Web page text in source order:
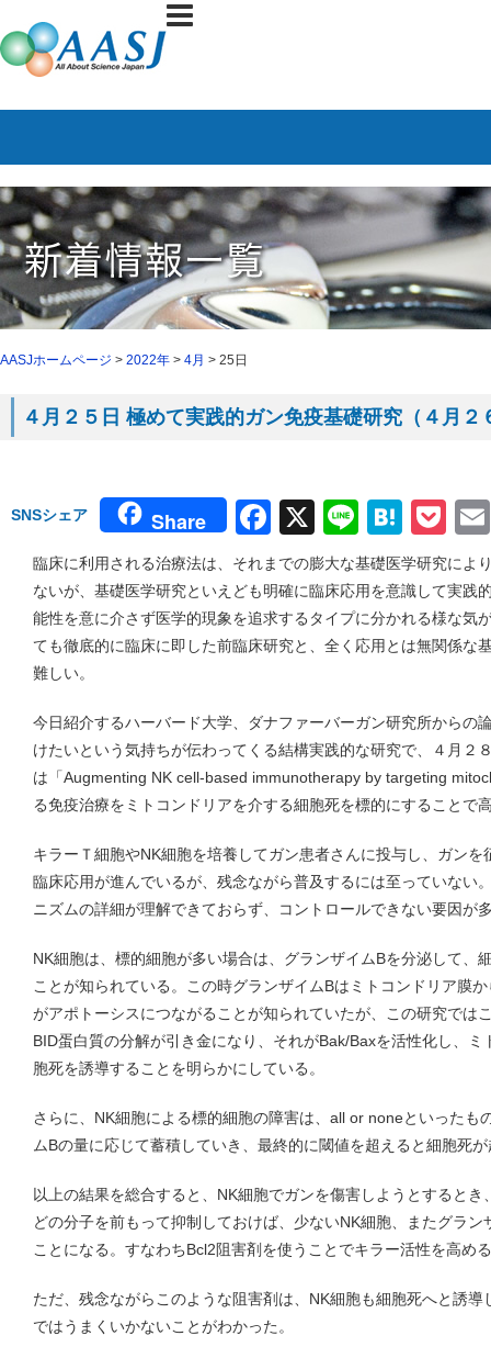
AASJホームページ > 2022年 > 4月 > 25日
４月２５日 極めて実践的ガン免疫基礎研究（４月
SNSシェア Share Facebook
X Line
臨床に利用される治療法は、それまでの膨大な基礎医学研究によ
ないが、基礎医学研究といえども明確に臨床応用を意識して実践
能性を意に介さず医学的現象を追求するタイプに分かれる様な気
ても徹底的に臨床に即した前臨床研究と、全く応用とは無関係な
難しい。
今日紹介するハーバード大学、ダナファーバーガン研究所からの
けたいという気持ちが伝わってくる結構実践的な研究で、４月２
は「Augmenting NK cell-based immunotherapy by targeting
る免疫治療をミトコンドリアを介する細胞死を標的にすることで
キラーＴ細胞やNK細胞を培養してガン患者さんに投与し、ガン
臨床応用が進んでいるが、残念ながら普及するには至っていない
ニズムの詳細が理解できておらず、コントロールできない要因が
NK細胞は、標的細胞が多い場合は、グランザイムBを分泌して、
ことが知られている。この時グランザイムBはミトコンドリア膜
がアポトーシスにつながることが知られていたが、この研究では
BID蛋白質の分解が引き金になり、それがBak/Baxを活性化し、
胞死を誘導することを明らかにしている。
さらに、NK細胞による標的細胞の障害は、all or noneといったも
ムBの量に応じて蓄積していき、最終的に閾値を超えると細胞死
以上の結果を総合すると、NK細胞でガンを傷害しようとすると
どの分子を前もって抑制しておけば、少ないNK細胞、またグラ
ことになる。すなわちBcl2阻害剤を使うことでキラー活性を高め
ただ、残念ながらこのような阻害剤は、NK細胞も細胞死へと誘
ではうまくいかないことがわかった。